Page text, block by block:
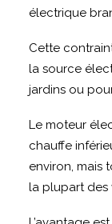
électrique
Cette
la source
jardins ou
Le moteur
chauffe
environ, mais
la plupart des